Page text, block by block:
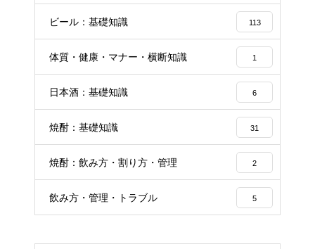
ビール：基礎知識 113
体質・健康・マナー・横断知識 1
日本酒：基礎知識 6
焼酎：基礎知識 31
焼酎：飲み方・割り方・管理 2
飲み方・管理・トラブル 5